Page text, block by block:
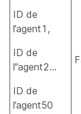
ID de
l’agent1,
ID de
l'’agent2...
ID de
l’agent50